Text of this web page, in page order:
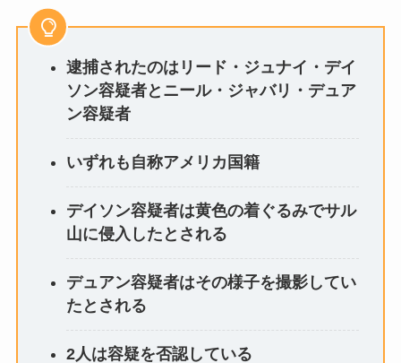
逮捕されたのはリード・ジュナイ・デイ
ソン容疑者とニール・ジャバリ・デュア
ン容疑者
いずれも自称アメリカ国籍
デイソン容疑者は黄色の着ぐるみでサル
山に侵入したとされる
デュアン容疑者はその様子を撮影してい
たとされる
2人は容疑を否認している